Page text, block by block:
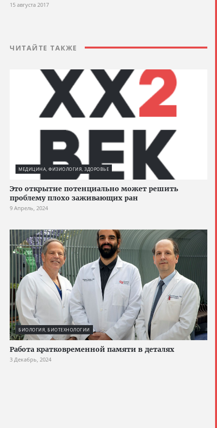
15 августа 2017
ЧИТАЙТЕ ТАКЖЕ
МЕДИЦИНА, ФИЗИОЛОГИЯ, ЗДОРОВЬЕ
Это открытие потенциально может решить
проблему плохо заживающих ран
9 Апрель, 2024
БИОЛОГИЯ, БИОТЕХНОЛОГИИ
Работа кратковременной памяти в деталях
3 Декабрь, 2024